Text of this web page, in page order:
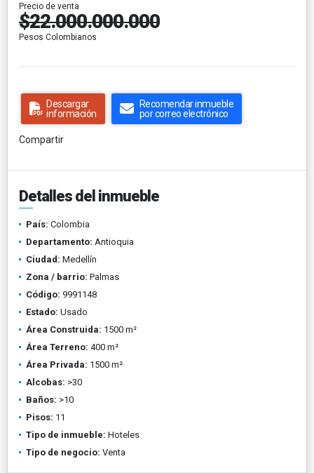
Precio de venta
$22.000.000.000
Pesos Colombianos
Descargar
información
Recomendar inmueble
por correo electrónico
Compartir
Detalles del inmueble
País: Colombia
Departamento: Antioquia
Ciudad: Medellín
Zona / barrio: Palmas
Código: 9991148
Estado: Usado
Área Construida: 1500 m²
Área Terreno: 400 m²
Área Privada: 1500 m²
Alcobas: >30
Baños: >10
Pisos: 11
Tipo de inmueble: Hoteles
Tipo de negocio: Venta